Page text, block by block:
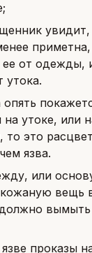
ее от одежды,
утока.
утоке, или
это
язва.
или
вещь
проказы